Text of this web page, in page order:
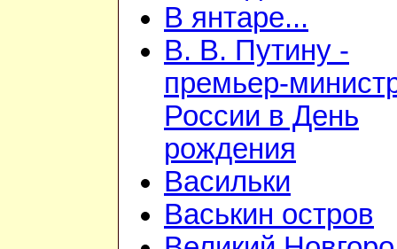
В янтаре...
В. В. Путину -
премьер-
России в День
рождения
Васильки
Васькин остров